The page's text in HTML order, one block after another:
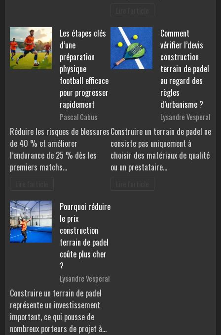
Les étapes clés
d’une
préparation
physique
football efficace
pour progresser
rapidement
Pascal Cabus
Réduire les risques de blessures
de 40 % et améliorer
l’endurance de 25 % dès les
premiers matchs…
Comment
vérifier l’devis
construction
terrain de padel
au regard des
règles
d’urbanisme ?
Lysandre Vesperal
Construire un terrain de padel ne
consiste pas uniquement à
choisir des matériaux de qualité
ou un prestataire…
Pourquoi réduire
le prix
construction
terrain de padel
coûte plus cher
?
Lysandre Vesperal
Construire un terrain de padel
représente un investissement
important, ce qui pousse de
nombreux porteurs de projet à…